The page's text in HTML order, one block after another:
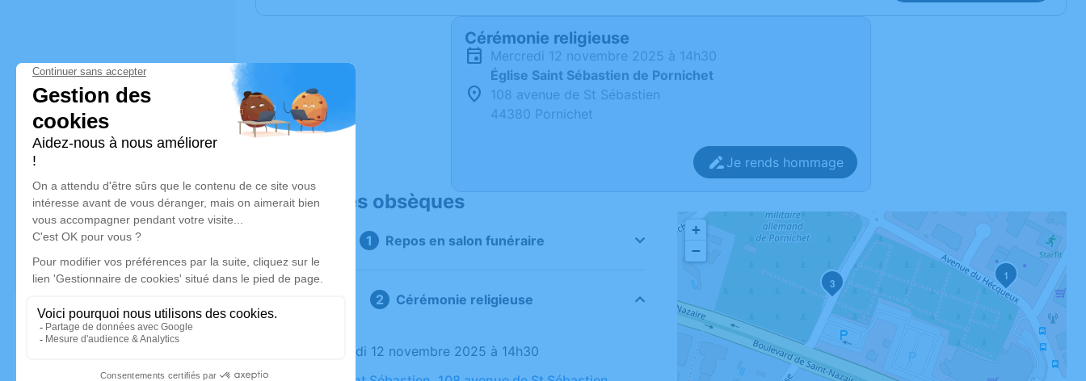
Cérémonie religieuse
mercredi 12 novembre 2025 à 14h30
Église Saint Sébastien de Pornichet
108 avenue de St Sébastien
44380 Pornichet
Je rends hommage
Déroulé des obsèques
Repos en salon funéraire
Cérémonie religieuse
Le mercredi 12 novembre 2025 à 14h30
1
3
+
−